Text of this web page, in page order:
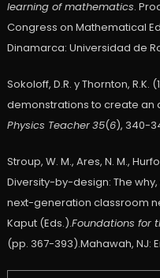
learning of mathematics.
Congress on Mathematical
Dinamarca: Universidad de
Sokoloff, D.R. y Thornton,
demonstrations to create an
Physics Teacher35(6), 340-
Stroup, W. M., Ares, N. M.,
Diversity-by-design: The
next-generation classroom
Kaput (Eds.).Foundations for
(pp. 367-393).Mahawah, NJ: